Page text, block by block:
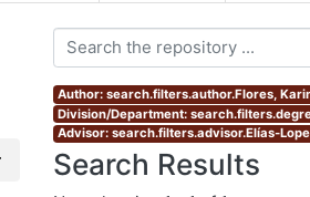
Author: search.filters.author.Flores,
Division/Department:
Advisor: search.filters.advisor.Elías-
Search Results